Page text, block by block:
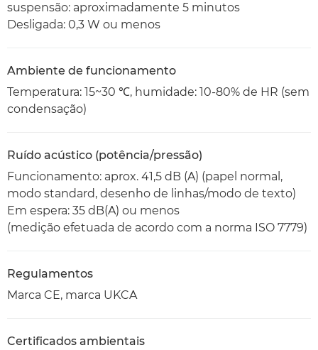
suspensão: aproximadamente 5 minutos
Desligada: 0,3 W ou menos
Ambiente de funcionamento
Temperatura: 15~30 ℃, humidade: 10-80% de HR (sem
condensação)
Ruído acústico (potência/pressão)
Funcionamento: aprox. 41,5 dB (A) (papel normal,
modo standard, desenho de linhas/modo de texto)
Em espera: 35 dB(A) ou menos
(medição efetuada de acordo com a norma ISO 7779)
Regulamentos
Marca CE, marca UKCA
Certificados ambientais